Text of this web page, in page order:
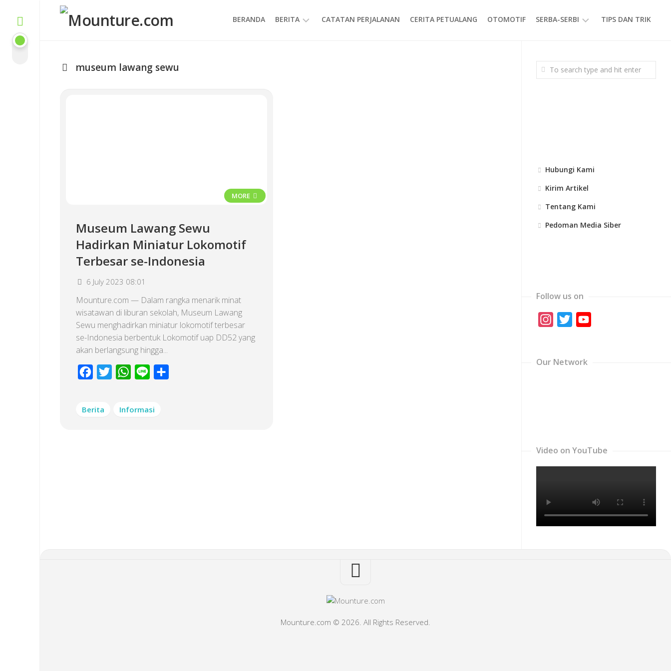
content
BERANDA BERITA CATATAN PERJALANAN CERITA PETUALANG OTOMOTIF SERBA-SERBI
GAYA
HIDUP
TIPS DAN TRIK
museum lawang sewu
MORE
Museum Lawang Sewu
Hadirkan Miniatur Lokomotif
Terbesar se-Indonesia
6 July 2023 08:01
Mounture.com — Dalam rangka menarik minat
wisatawan di liburan sekolah, Museum Lawang
Sewu menghadirkan miniatur lokomotif terbesar
se-Indonesia berbentuk Lokomotif uap DD52 yang
akan berlangsung hingga...
Facebook
Twitter WhatsApp
Line
Berita Informasi
Hubungi Kami
Kirim Artikel
Tentang Kami
Pedoman Media Siber
Follow us on
Instagram
Twitter
Our Network
Video on YouTube
Mounture.com © 2026. All Rights Reserved.